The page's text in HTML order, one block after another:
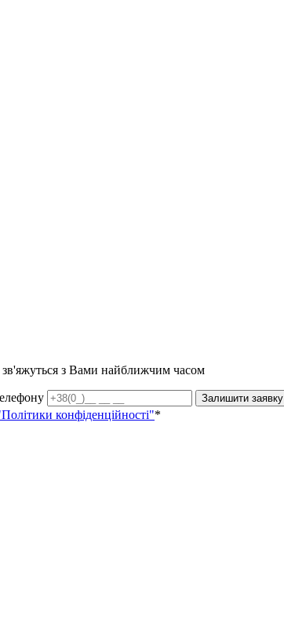
з Вами найближчим часом
Залишити заявку
конфіденційності"*